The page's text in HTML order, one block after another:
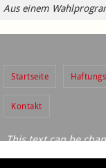
Aus einem
Startseite
Kontakt
This text can be